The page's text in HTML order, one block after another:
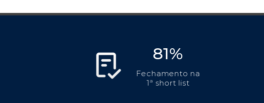
81%
Fechamento na
1ª short list